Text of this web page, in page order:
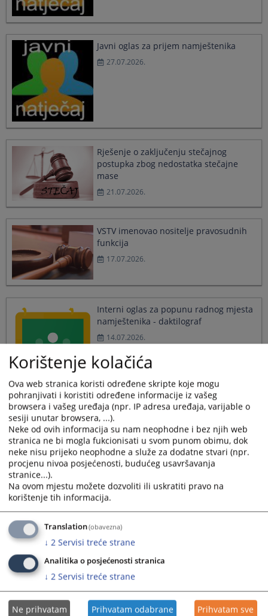
a
date.
Press
the
question
mark
key
to
get
the
keyboard
for
changing
date.
Press
the
mark
for
changing
dates.
Javni oglas za prijem namještenika
27.07.2026.
Rješenje o zaključenju stečajnog
postupka zbog nedostatka stečajne
mase
21.07.2026.
VSTV imenovao nositelje pravosudnih
funkcija
17.07.2026.
Interni oglas za popunu radnog mjesta
namještenika - daktilograf
14.07.2026.
Rješenje o pokretanju prethodnog
postupka - 68 0 St 087099 26 St
06.07.2026.
Javni poziv za izražavanje interesa
Javni oglas za prijem namještenika
11.06.2026.
Korištenje kolačića
Ova web stranica koristi određene skripte koje mogu
pohranjivati i koristiti određene informacije iz vašeg
browsera i vašeg uređaja (npr. IP adresa uređaja, varijable o
sesiji unutar browsera, ...).
Neke od ovih informacija su nam neophodne i bez njih web
stranica ne bi mogla fukcionisati u svom punom obimu, dok
neke nisu prijeko neophodne a služe za dodatne stvari (npr.
procjenu nivoa posjećenosti, budućeg usavršavanja
stranice...).
Na ovom mjestu možete dozvoliti ili uskratiti pravo na
korištenje tih informacija.
Translation(obavezna)
↓ 2 Servisi treće strane
Analitika o posjećenosti stranica
↓ 2 Servisi treće strane
Ne prihvatam Prihvatam odabrane Prihvatam sve